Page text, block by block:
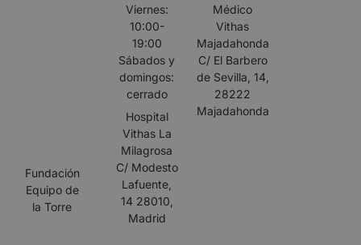
Fundación
Equipo de
la Torre
Viernes:
10:00-
19:00
Sábados y
domingos:
cerrado
Hospital
Vithas La
Milagrosa
C/ Modesto
Lafuente,
14 28010,
Madrid
Médico
Vithas
Majadahonda
C/ El Barbero
de Sevilla, 14,
28222
Majadahonda